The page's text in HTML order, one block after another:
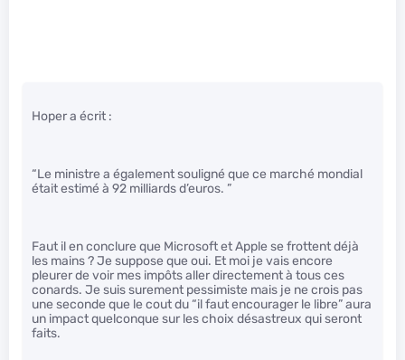
Hoper a écrit :
“Le ministre a également souligné que ce marché mondial
était estimé à 92 milliards d’euros. ”
Faut il en conclure que Microsoft et Apple se frottent déjà
les mains ? Je suppose que oui. Et moi je vais encore
pleurer de voir mes impôts aller directement à tous ces
conards. Je suis surement pessimiste mais je ne crois pas
une seconde que le cout du “il faut encourager le libre” aura
un impact quelconque sur les choix désastreux qui seront
faits.